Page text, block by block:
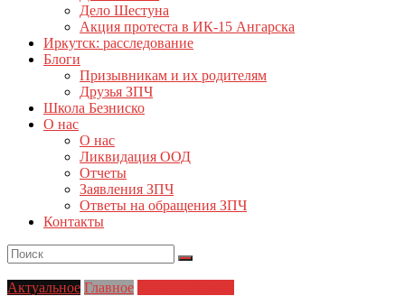
Дело Шестуна
Акция протеста в ИК-15 Ангарска
Иркутск: расследование
Блоги
Призывникам и их родителям
Друзья ЗПЧ
Школа Безниско
О нас
О нас
Ликвидация ООД
Отчеты
Заявления ЗПЧ
Ответы на обращения ЗПЧ
Контакты
Актуальное Главное